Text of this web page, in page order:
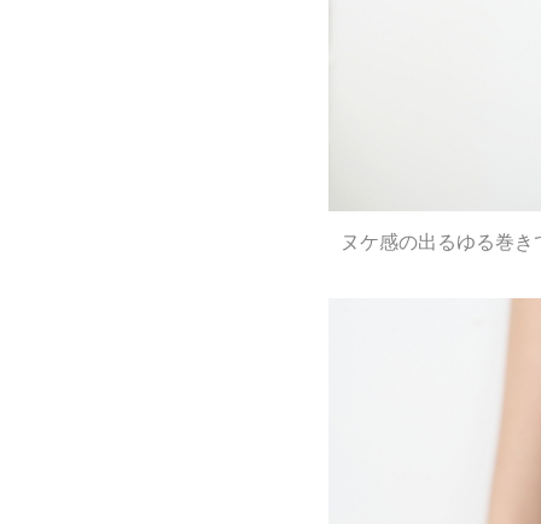
ヌケ感の出るゆる巻